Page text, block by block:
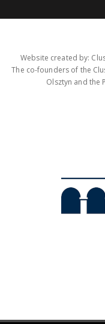
Website created by:
The co-founders of the
Olsztyn and the